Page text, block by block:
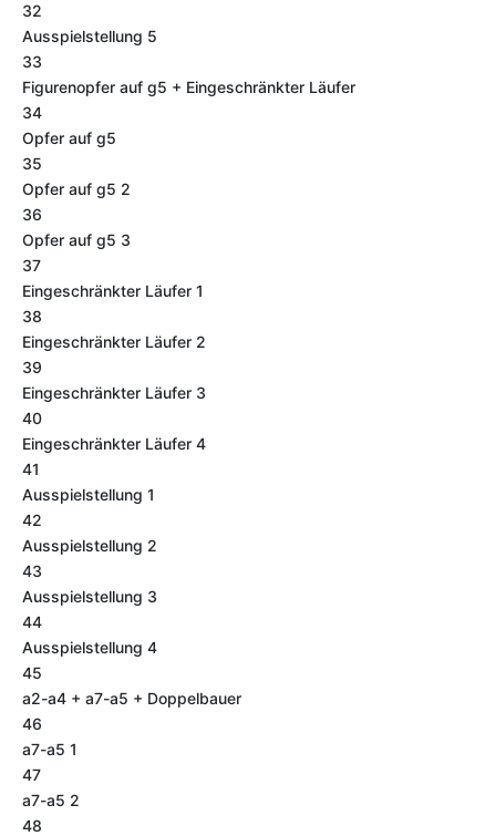
32
Ausspielstellung 5
33
Figurenopfer auf g5 + Eingeschränkter Läufer
34
Opfer auf g5
35
Opfer auf g5 2
36
Opfer auf g5 3
37
Eingeschränkter Läufer 1
38
Eingeschränkter Läufer 2
39
Eingeschränkter Läufer 3
40
Eingeschränkter Läufer 4
41
Ausspielstellung 1
42
Ausspielstellung 2
43
Ausspielstellung 3
44
Ausspielstellung 4
45
a2-a4 + a7-a5 + Doppelbauer
46
a7-a5 1
47
a7-a5 2
48